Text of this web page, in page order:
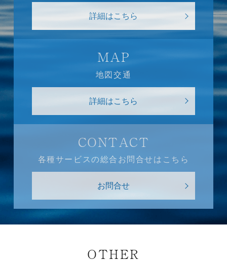
詳細はこちら
MAP
地図交通
詳細はこちら
CONTACT
各種サービスの総合お問合せはこちら
お問合せ
OTHER